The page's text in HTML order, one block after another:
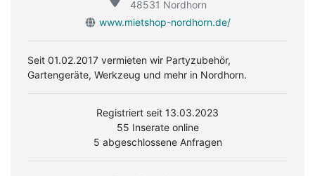
48531 Nordhorn
www.mietshop-nordhorn.de/
Seit 01.02.2017 vermieten wir Partyzubehör,
Gartengeräte, Werkzeug und mehr in Nordhorn.
Registriert seit 13.03.2023
55 Inserate online
5 abgeschlossene Anfragen